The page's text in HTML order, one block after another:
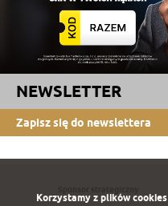
NEWSLETTER
Zapisz się do newslettera
Korzystamy z plików cookies